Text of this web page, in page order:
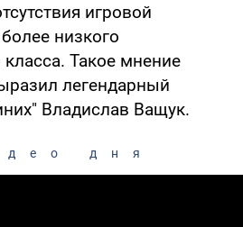
игровой
низкого
класса. Такое мнение
легендарный
Владислав Ващук.
дня